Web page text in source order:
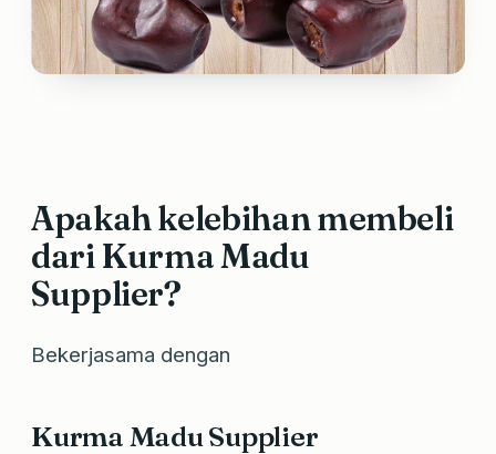
Apakah kelebihan membeli
dari Kurma Madu
Supplier?
Bekerjasama dengan
Kurma Madu Supplier